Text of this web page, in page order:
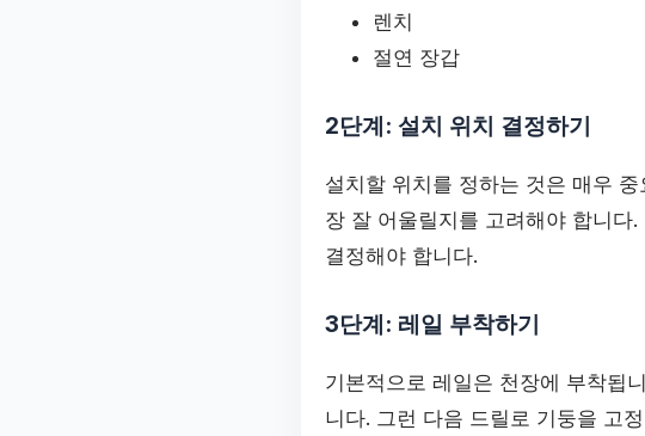
렌치
절연 장갑
2단계: 설치 위치 결정하기
설치할 위치를 정하는 것은 매우
장 잘 어울릴지를 고려해야 합니다
결정해야 합니다.
3단계: 레일 부착하기
기본적으로 레일은 천장에 부착됩
니다. 그런 다음 드릴로 기둥을 고